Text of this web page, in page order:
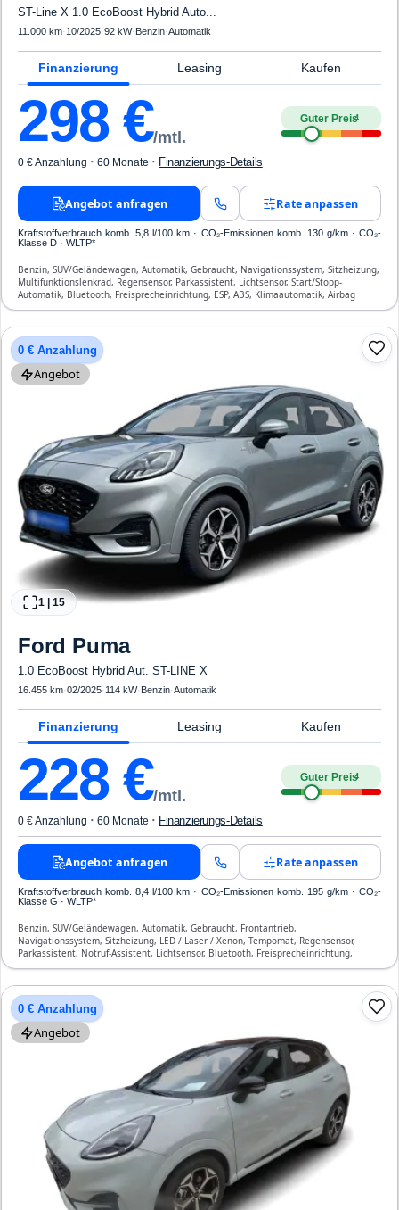
ST-Line X 1.0 EcoBoost Hybrid Auto...
11.000 km· 10/2025·92 kW· Benzin·Automatik
Finanzierung Leasing Kaufen
298€/mtl.
Guter Preis4
0 € Anzahlung · 60 Monate · Finanzierungs-Details
Angebot anfragen Rate anpassen
Kraftstoffverbrauch komb. 5,8 l/100 km · CO₂-Emissionen komb. 130 g/km · CO₂-
Klasse D · WLTP*
Benzin, SUV/Geländewagen, Automatik, Gebraucht, Navigationssystem, Sitzheizung,
Multifunktionslenkrad, Regensensor, Parkassistent, Lichtsensor, Start/Stopp-
Automatik, Bluetooth, Freisprecheinrichtung, ESP, ABS, Klimaautomatik, Airbag
0 € Anzahlung
Angebot
1 15
Ford Puma
1.0 EcoBoost Hybrid Aut. ST-LINE X
16.455 km·02/2025· 114 kW· Benzin·Automatik
Finanzierung Leasing Kaufen
228€/mtl.
Guter Preis4
0 € Anzahlung · 60 Monate · Finanzierungs-Details
Angebot anfragen Rate anpassen
Kraftstoffverbrauch komb. 8,4 l/100 km · CO₂-Emissionen komb. 195 g/km · CO₂-
Klasse G · WLTP*
Benzin, SUV/Geländewagen, Automatik, Gebraucht, Frontantrieb,
Navigationssystem, Sitzheizung, LED / Laser / Xenon, Tempomat, Regensensor,
Parkassistent, Notruf-Assistent, Lichtsensor, Bluetooth, Freisprecheinrichtung,
Verkehrszeichen-Erkennung, ESP, ABS, Klimaautomatik, Front-, Seiten- und weitere
0 € Anzahlung
Angebot